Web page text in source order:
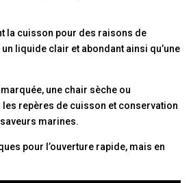
la cuisson pour des raisons de
liquide clair et abondant ainsi qu’une
une chair sèche ou
repères de cuisson et conservation
marines.
pour l’ouverture rapide, mais en